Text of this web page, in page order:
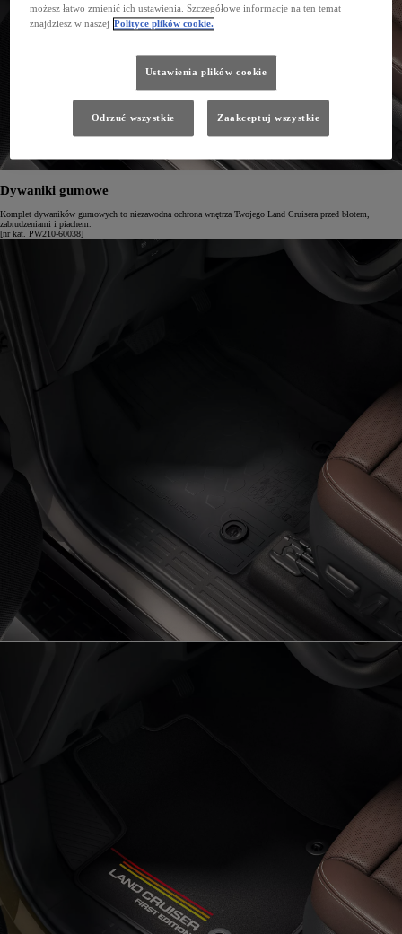
Dywaniki gumowe
Komplet dywaników gumowych to niezawodna ochrona wnętrza Twojego Land Cruisera przed błotem,
zabrudzeniami i piachem.
[nr kat. PW210-60038]
możesz łatwo zmienić ich ustawienia. Szczegółowe informacje na ten temat
znajdziesz w naszej Polityce plików cookie.
Ustawienia plików cookie
Odrzuć wszystkie Zaakceptuj wszystkie